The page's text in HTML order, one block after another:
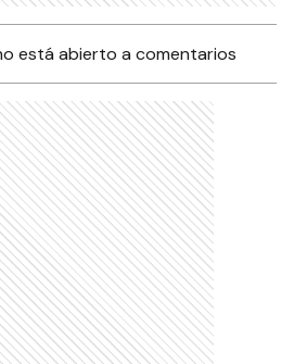
está abierto a comentarios